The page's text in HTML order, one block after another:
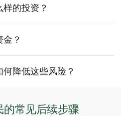
能用于投资的金额。您还需
选择适合的个人投资产品以实
富顾问还可为您制定个性化的
达成财务里程碑。
的投资？
资选择取决于您的风险承受
您对选择投资产品和计划感
，帮助您制定实现财务目标
？
型的不同而有所变化。例
要求的最低初始投资金额为
降低这些风险？
的常见后续步骤